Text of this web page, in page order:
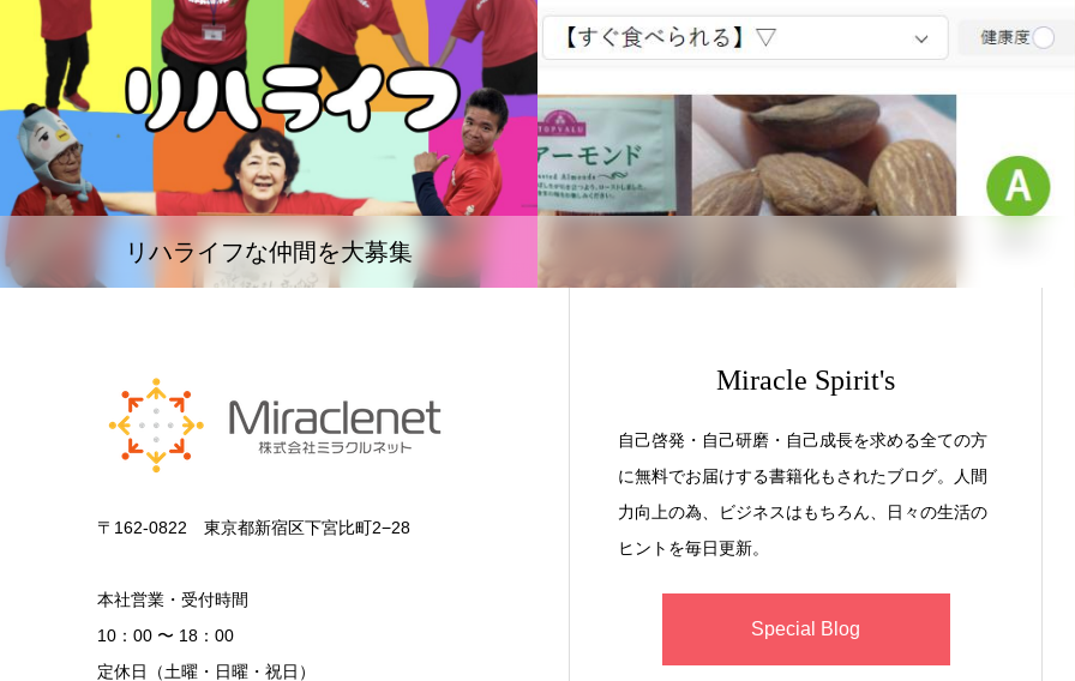
リハライフな仲間を大募集
〒162-0822 東京都新宿区下宮比町2−28
本社営業・受付時間
10：00 〜 18：00
定休日（土曜・日曜・祝日）
Miracle Spirit's
自己啓発・自己研磨・自己成長を求める全ての方
に無料でお届けする書籍化もされたブログ。人間
力向上の為、ビジネスはもちろん、日々の生活の
ヒントを毎日更新。
Special Blog